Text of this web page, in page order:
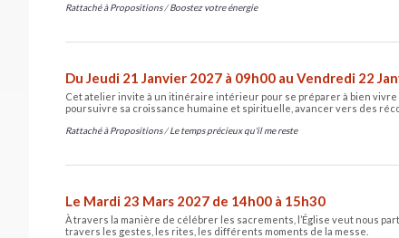
Rattaché à Propositions /Boostez votre énergie
Du Jeudi 21 Janvier 2027 à 09h00 au Vendredi 22
Cet atelier invite à un itinéraire intérieur pour se préparer à bien
poursuivre sa croissance humaine et spirituelle, avancer vers des
Rattaché à Propositions /Le temps précieux qu'il me reste
Le Mardi 23 Mars 2027 de 14h00 à 15h30
À travers la manière de célébrer les sacrements, l’Église veut nous
travers les gestes, les rites, les différents moments de la messe.